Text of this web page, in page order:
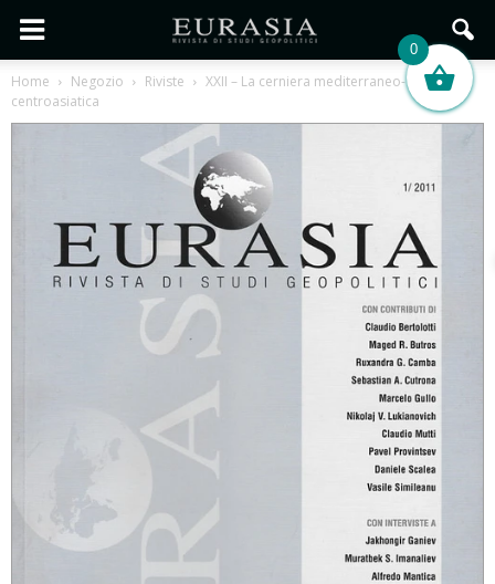
Home Negozio Riviste
XXII – La cerniera mediterraneo-
centroasiatica
0